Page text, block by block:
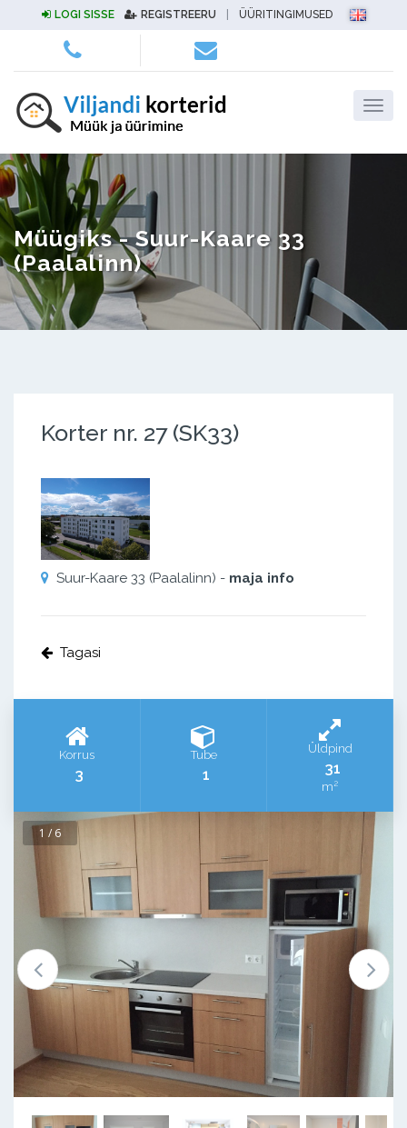
LOGI SISSE REGISTREERU ÜÜRITINGIMUSED
Müügiks - Suur-Kaare 33
(Paalalinn)
Korter nr. 27 (SK33)
Suur-Kaare 33 (Paalalinn) - maja info
Tagasi
Korrus
3
Tube
1
Üldpind
31
m2
1 / 6